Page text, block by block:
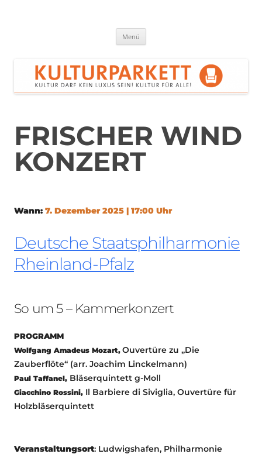
Menü
FRISCHER WIND
KONZERT
Wann: 7. Dezember 2025 | 17:00 Uhr
Deutsche Staatsphilharmonie
Rheinland-Pfalz
So um 5 – Kammerkonzert
PROGRAMM
Wolfgang Amadeus Mozart, Ouvertüre zu „Die
Zauberflöte“ (arr. Joachim Linckelmann)
Paul Taffanel, Bläserquintett g-Moll
Giacchino Rossini, Il Barbiere di Siviglia, Ouvertüre für
Holzbläserquintett
Veranstaltungsort: Ludwigshafen, Philharmonie